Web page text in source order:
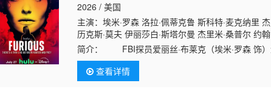
2026 / 美国
主演：埃米·罗森 洛拉·佩蒂克鲁 斯科特·麦克纳里
历克斯·莫夫 伊丽莎白·斯塔尔曼 杰里米·桑普尔 约
Pando Jazmyn C Dorsey 贾斯廷·安德鲁·菲利普斯
简介：
FBI探员爱丽丝·布莱克（埃米·罗森 饰）
一次接近真相
查看详情